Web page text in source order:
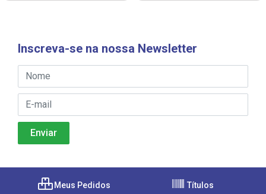
Inscreva-se na nossa Newsletter
Meus Pedidos Títulos